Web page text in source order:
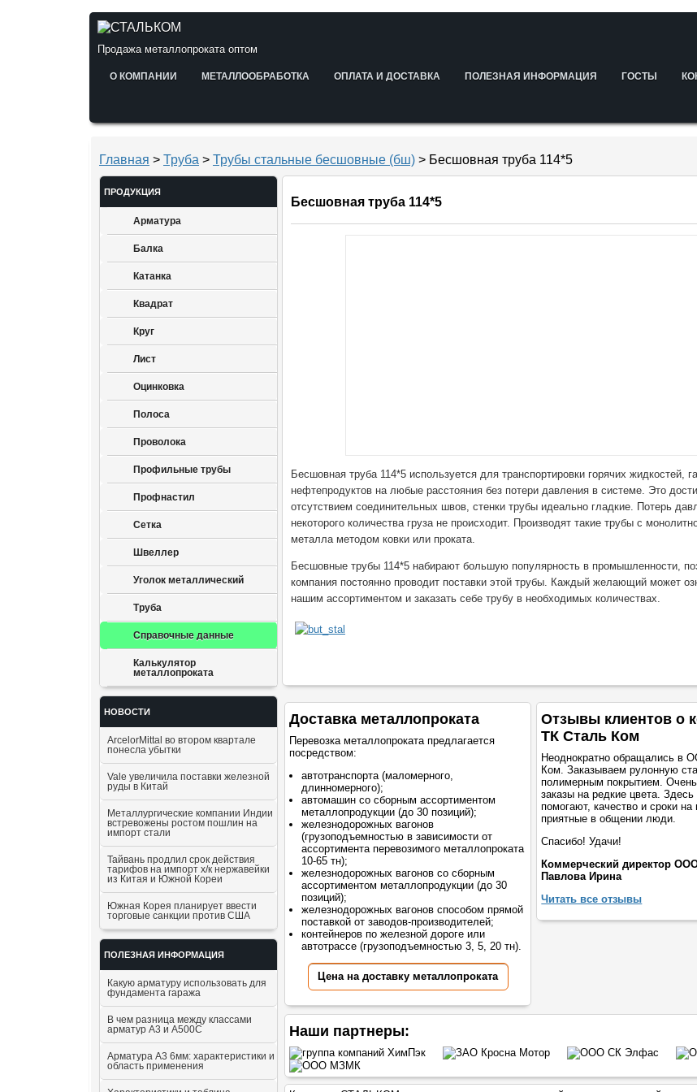
Продажа металлопроката оптом
О КОМПАНИИ МЕТАЛЛООБРАБОТКА ОПЛАТА И ДОСТАВКА ПОЛЕЗНАЯ ИНФОРМАЦИЯ ГОСТЫ
Главная > Труба > Трубы стальные бесшовные (бш) > Бесшовная труба 114*5
ПРОДУКЦИЯ
Арматура
Балка
Катанка
Квадрат
Круг
Лист
Оцинковка
Полоса
Проволока
Профильные трубы
Профнастил
Сетка
Швеллер
Уголок металлический
Труба
Справочные данные
Калькулятор
металлопроката
НОВОСТИ
ArcelorMittal во втором квартале
понесла убытки
Vale увеличила поставки железной
руды в Китай
Металлургические компании Индии
встревожены ростом пошлин на
импорт стали
Тайвань продлил срок действия
тарифов на импорт х/к нержавейки
из Китая и Южной Кореи
Южная Корея планирует ввести
торговые санкции против США
ПОЛЕЗНАЯ ИНФОРМАЦИЯ
Какую арматуру использовать для
фундамента гаража
В чем разница между классами
арматур А3 и А500С
Арматура А3 6мм: характеристики и
область применения
Бесшовная труба 114*5
Бесшовная труба 114*5 используется для транспортировки горячих жидкостей,
нефтепродуктов на любые расстояния без потери давления в системе. Это
отсутствием соединительных швов, стенки трубы идеально гладкие. Потерь
некоторого количества груза не происходит. Производят такие трубы с
металла методом ковки или проката.
Бесшовные трубы 114*5 набирают большую популярность в промышленности,
компания постоянно проводит поставки этой трубы. Каждый желающий может
нашим ассортиментом и заказать себе трубу в необходимых количествах.
Доставка металлопроката
Перевозка металлопроката предлагается
посредством:
автотранспорта (маломерного,
длинномерного);
автомашин со сборным ассортиментом
металлопродукции (до 30 позиций);
железнодорожных вагонов
(грузоподъемностью в зависимости от
ассортимента перевозимого металлопроката
10-65 тн);
железнодорожных вагонов со сборным
ассортиментом металлопродукции (до 30
позиций);
железнодорожных вагонов способом прямой
поставкой от заводов-производителей;
контейнеров по железной дороге или
автотрассе (грузоподъемностью 3, 5, 20 тн).
Цена на доставку металлопроката
Отзывы клиентов о
ТК Сталь Ком
Неоднократно обращались в
Ком. Заказываем рулонную
полимерным покрытием.
заказы на редкие цвета. Здесь
помогают, качество и сроки
приятные в общении люди.
Спасибо! Удачи!
Коммерческий директор
Павлова Ирина
Читать все отзывы
Наши партнеры: